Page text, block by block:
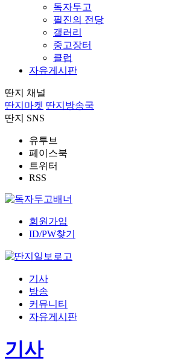
독자투고
필진의 전당
갤러리
중고장터
클럽
자유게시판
딴지 채널
딴지마켓 딴지방송국
딴지 SNS
유투브
페이스북
트위터
RSS
회원가입
ID/PW찾기
기사
방송
커뮤니티
자유게시판
기사